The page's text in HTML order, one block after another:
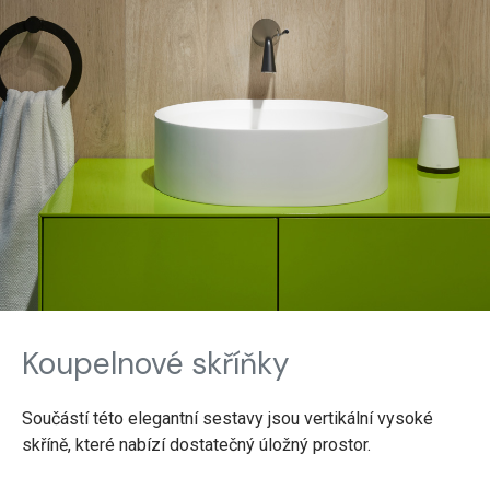
Koupelnové skříňky
Součástí této elegantní sestavy jsou vertikální vysoké
skříně, které nabízí dostatečný úložný prostor.